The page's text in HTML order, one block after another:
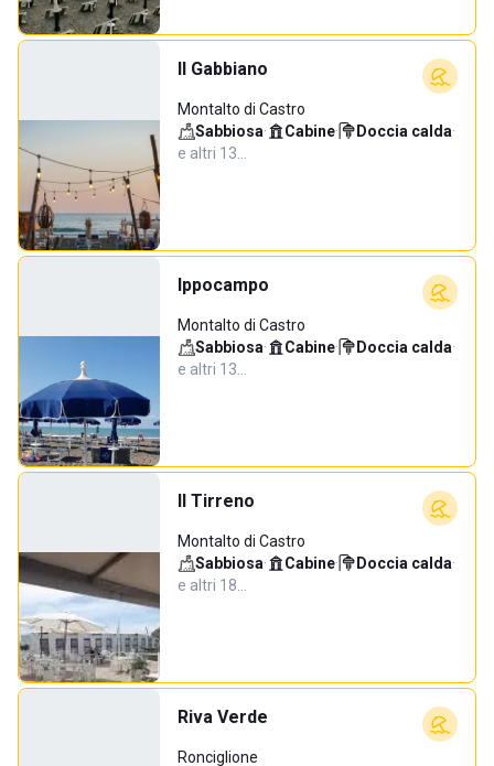
Il Gabbiano
Montalto di Castro
Sabbiosa· Cabine· Doccia calda·
e altri 13…
Ippocampo
Montalto di Castro
Sabbiosa· Cabine· Doccia calda·
e altri 13…
Il Tirreno
Montalto di Castro
Sabbiosa· Cabine· Doccia calda·
e altri 18…
Riva Verde
Ronciglione